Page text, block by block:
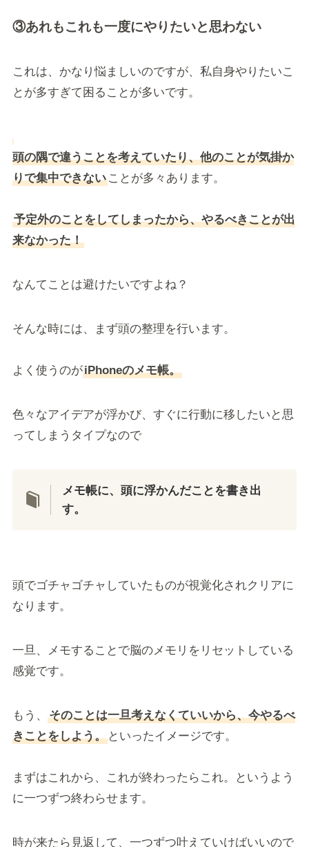
③あれもこれも一度にやりたいと思わない
これは、かなり悩ましいのですが、私自身やりたいこ
とが多すぎて困ることが多いです。
頭の隅で違うことを考えていたり、他のことが気掛か
りで集中できないことが多々あります。
予定外のことをしてしまったから、やるべきことが出
来なかった！
なんてことは避けたいですよね？
そんな時には、まず頭の整理を行います。
よく使うのがiPhoneのメモ帳。
色々なアイデアが浮かび、すぐに行動に移したいと思
ってしまうタイプなので
メモ帳に、頭に浮かんだことを書き出
す。
頭でゴチャゴチャしていたものが視覚化されクリアに
なります。
一旦、メモすることで脳のメモリをリセットしている
感覚です。
もう、
そのことは一旦考えなくていいから、今やるべ
きことをしよう。といったイメージです。
まずはこれから、これが終わったらこれ。というよう
に一つずつ終わらせます。
時が来たら見返して、一つずつ叶えていけばいいので